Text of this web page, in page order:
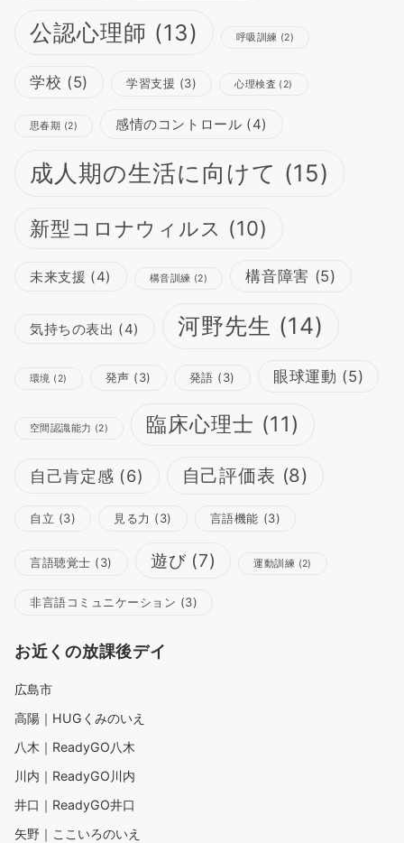
公認心理師 (13) 呼吸訓練 (2)
学校 (5) 学習支援 (3) 心理検査 (2)
思春期 (2) 感情のコントロール (4)
成人期の生活に向けて (15)
新型コロナウィルス (10)
未来支援 (4) 構音訓練 (2) 構音障害 (5)
気持ちの表出 (4) 河野先生 (14)
環境 (2) 発声 (3) 発語 (3) 眼球運動 (5)
空間認識能力 (2) 臨床心理士 (11)
自己肯定感 (6) 自己評価表 (8)
自立 (3) 見る力 (3) 言語機能 (3)
言語聴覚士 (3) 遊び(7) 運動訓練 (2)
非言語コミュニケーション (3)
お近くの放課後デイ
広島市
高陽｜HUGくみのいえ
八木｜ReadyGO八木
川内｜ReadyGO川内
井口｜ReadyGO井口
矢野｜ここいろのいえ